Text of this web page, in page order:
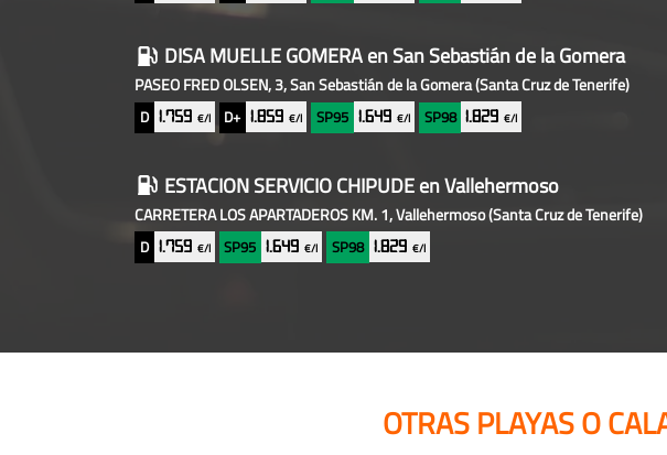
DISA MUELLE GOMERAen San Sebastián de la Gomera
PASEO FRED OLSEN, 3, San Sebastián de la Gomera(Santa Cruz de Tenerife)
D 1.759 €/l D+ 1.859€/l SP95 1.649 €/l SP98 1.829€/l
ESTACION SERVICIO CHIPUDEen Vallehermoso
CARRETERA LOS APARTADEROS KM. 1, Vallehermoso(Santa Cruz de Tenerife)
D 1.759 €/l SP95 1.649€/l SP98 1.829 €/l
OTRAS PLAYAS O